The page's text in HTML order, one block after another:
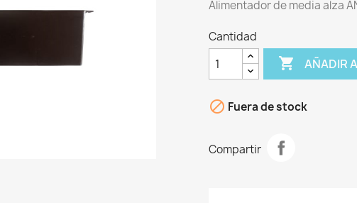
Alimentador de media alza
Cantidad
 AÑADIR
 Fuera de stock
Compartir